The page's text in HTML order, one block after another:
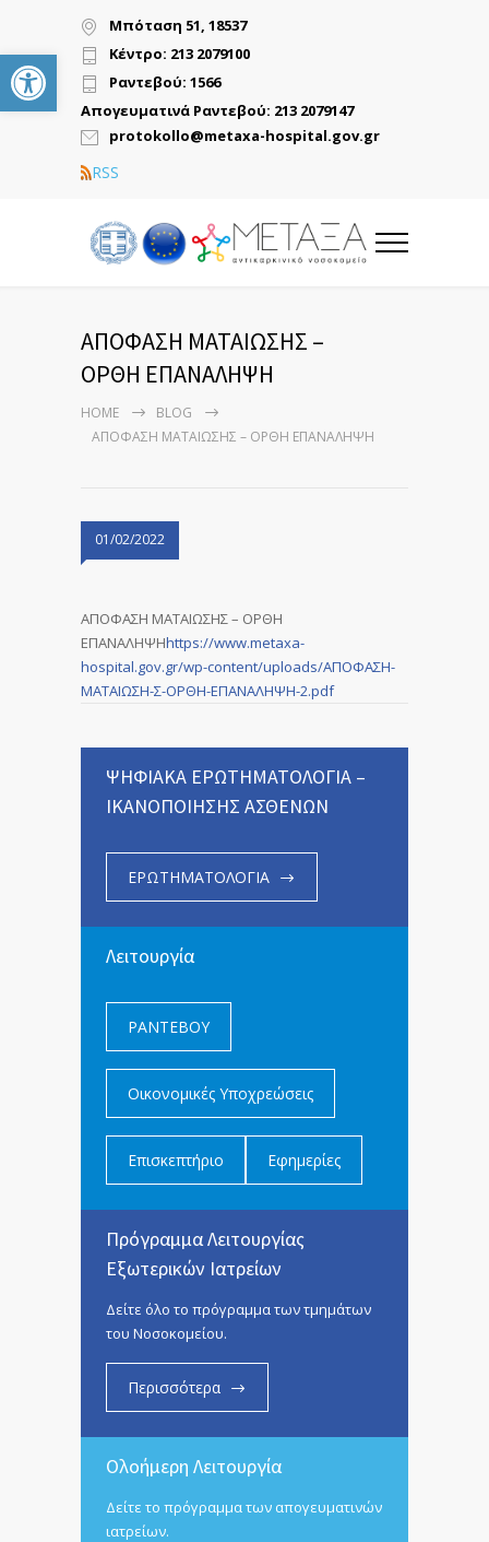
Ανοίξτε τη γραμμή εργαλείων
Μπόταση 51, 18537
Κέντρο: 213 2079100
Ραντεβού: 1566
Απογευματινά Ραντεβού: 213 2079147
protokollo@metaxa-hospital.gov.gr
RSS
ΑΠΟΦΑΣΗ ΜΑΤΑΙΩΣΗΣ –
ΟΡΘΗ ΕΠΑΝΑΛΗΨΗ
HOME
BLOG
ΑΠΟΦΑΣΗ ΜΑΤΑΙΩΣΗΣ – ΟΡΘΗ ΕΠΑΝΑΛΗΨΗ
01/02/2022
ΑΠΟΦΑΣΗ ΜΑΤΑΙΩΣΗΣ – ΟΡΘΗ
ΕΠΑΝΑΛΗΨΗhttps://www.metaxa-
hospital.gov.gr/wp-content/uploads/ΑΠΟΦΑΣΗ-
ΜΑΤΑΙΩΣΗ-Σ-ΟΡΘΗ-ΕΠΑΝΑΛΗΨΗ-2.pdf
ΨΗΦΙΑΚΑ ΕΡΩΤΗΜΑΤΟΛΟΓΙΑ –
ΙΚΑΝΟΠΟΙΗΣΗΣ ΑΣΘΕΝΩΝ
ΕΡΩΤΗΜΑΤΟΛΟΓΙΑ
Λειτουργία
ΡΑΝΤΕΒΟΥ
Οικονομικές Υποχρεώσεις
Επισκεπτήριο Εφημερίες
Πρόγραμμα Λειτουργίας
Εξωτερικών Ιατρείων
Δείτε όλο το πρόγραμμα των τμημάτων
του Νοσοκομείου.
Περισσότερα
Ολοήμερη Λειτουργία
Δείτε το πρόγραμμα των απογευματινών
ιατρείων.